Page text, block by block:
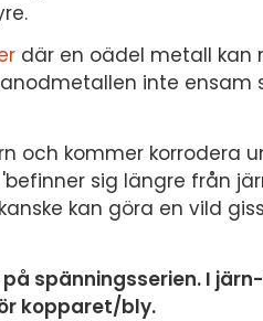
där en oädel metall kan
inte ensam
och kommer korrodera
sig längre från
kan göra en vild
spänningsserien. I
kopparet/bly.